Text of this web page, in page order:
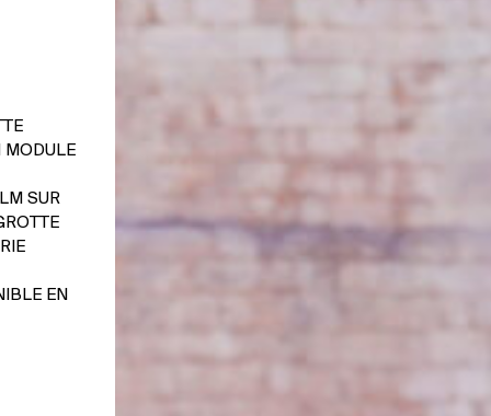
MODULE
SUR
EN